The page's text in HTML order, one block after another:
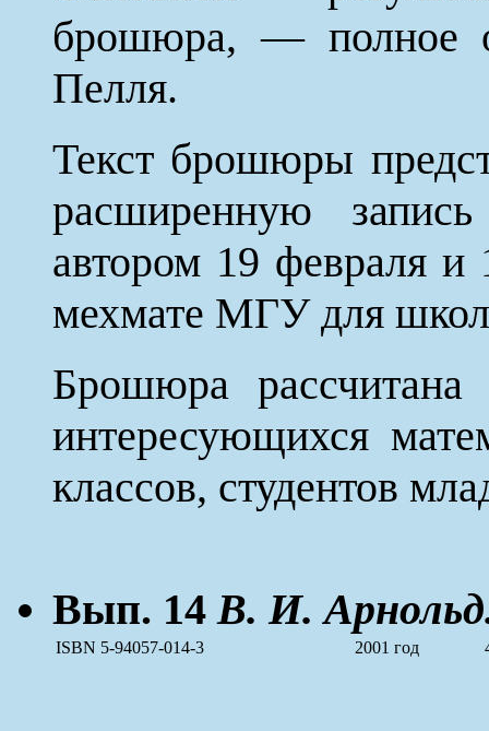
брошюра, — полное
Пелля.
Текст брошюры
расширенную
автором 19 февраля
мехмате МГУ для
Брошюра
интересующихся
классов, студентов
Вып. 14 В. И.
ISBN 5-94057-014-3 2001 год